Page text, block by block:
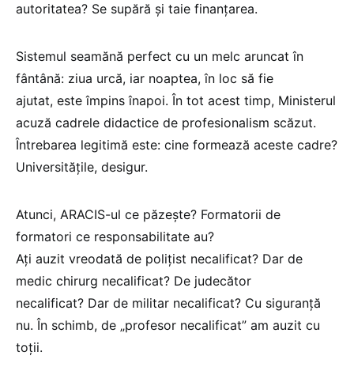
autoritatea? Se supără și taie finanțarea.
Sistemul seamănă perfect cu un melc aruncat în
fântână: ziua urcă, iar noaptea, în loc să fie
ajutat, este împins înapoi. În tot acest timp, Ministerul
acuză cadrele didactice de profesionalism scăzut.
Întrebarea legitimă este: cine formează aceste cadre?
Universitățile, desigur.
Atunci, ARACIS-ul ce păzește? Formatorii de
formatori ce responsabilitate au?
Ați auzit vreodată de polițist necalificat? Dar de
medic chirurg necalificat? De judecător
necalificat? Dar de militar necalificat? Cu siguranță
nu. În schimb, de „profesor necalificat” am auzit cu
toții.